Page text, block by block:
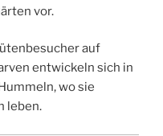
vor.
auf
entwickeln sich in
wo sie
leben.